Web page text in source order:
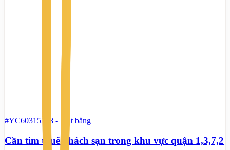
#YC60315568 - Mặt bằng
Cần tìm thuê khách sạn trong khu vực quận 1,3,7,2